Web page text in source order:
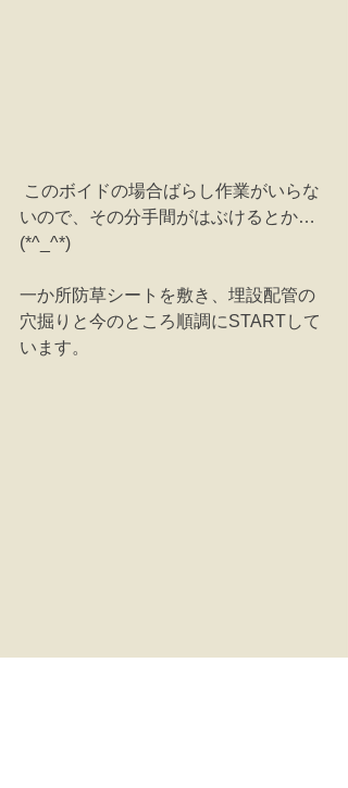
いので、その分手間がはぶけるとか…
(*^_^*)
一か所防草シートを敷き、埋設配管の
穴掘りと今のところ順調にSTARTして
います。